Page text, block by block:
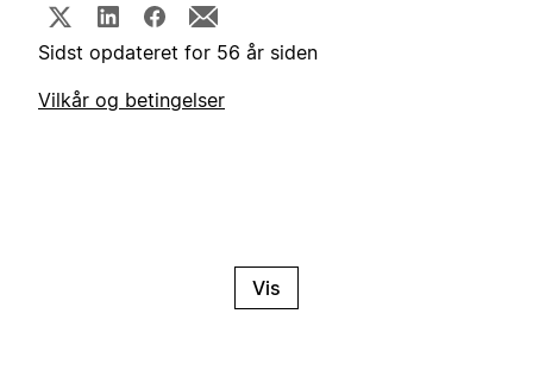
Sidst opdateret for 56 år siden
Vilkår og betingelser
Vis